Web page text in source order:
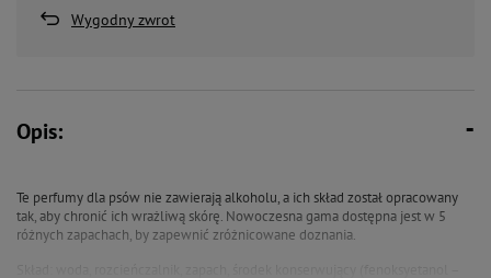
Wygodny zwrot
Opis:
Te perfumy dla psów nie zawierają alkoholu, a ich skład został opracowany
tak, aby chronić ich wrażliwą skórę. Nowoczesna gama dostępna jest w 5
różnych zapachach, by zapewnić zróżnicowane doznania.